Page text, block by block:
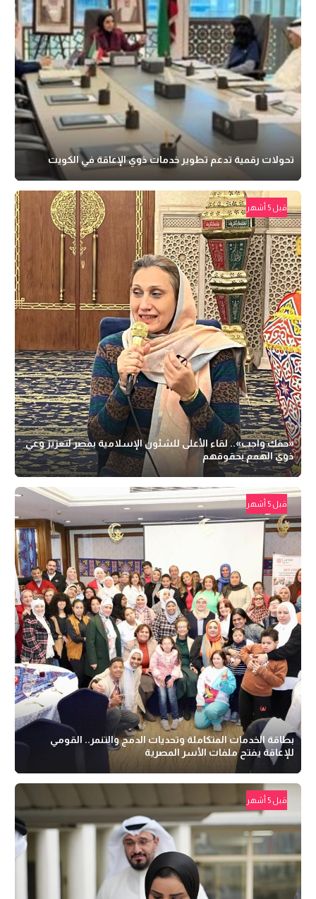
تحولات رقمية تدعم تطوير خدمات ذوي الإعاقة في الكويت
قبل 5 أشهر
«حقك واجب».. لقاء الأعلى للشئون الإسلامية بمصر لتعزيز وعي
ذوي الهمم بحقوقهم
قبل 5 أشهر
بطاقة الخدمات المتكاملة وتحديات الدمج والتنمر.. القومي
للإعاقة يفتح ملفات الأسر المصرية
قبل 5 أشهر